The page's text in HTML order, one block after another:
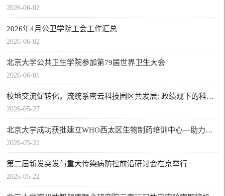
2026-06-02
2026年4月公卫学院工会工作汇总
2026-06-02
北京大学公共卫生学院参加第79届世界卫生大会
2026-06-01
校地交流促转化，流统系密云科技园区共发展: 政绩观下的科创与人群健康共行
2026-05-27
北京大学成功获批建立WHO西太区生物制药培训中心—助力全球生物制造人才培养，服务健康产品公平可及与全球卫生安全
2026-05-22
第二届新发突发与重大传染病防控前沿研讨会在京举行
2026-05-22